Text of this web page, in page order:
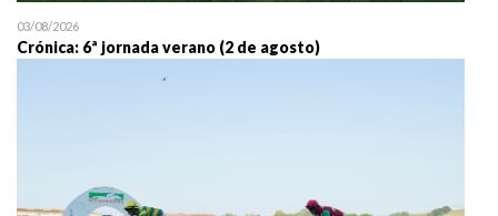
03/08/2026
Crónica: 6ª jornada verano (2 de agosto)